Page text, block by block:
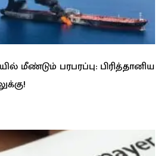
பரபரப்பு: பிரித்தானிய